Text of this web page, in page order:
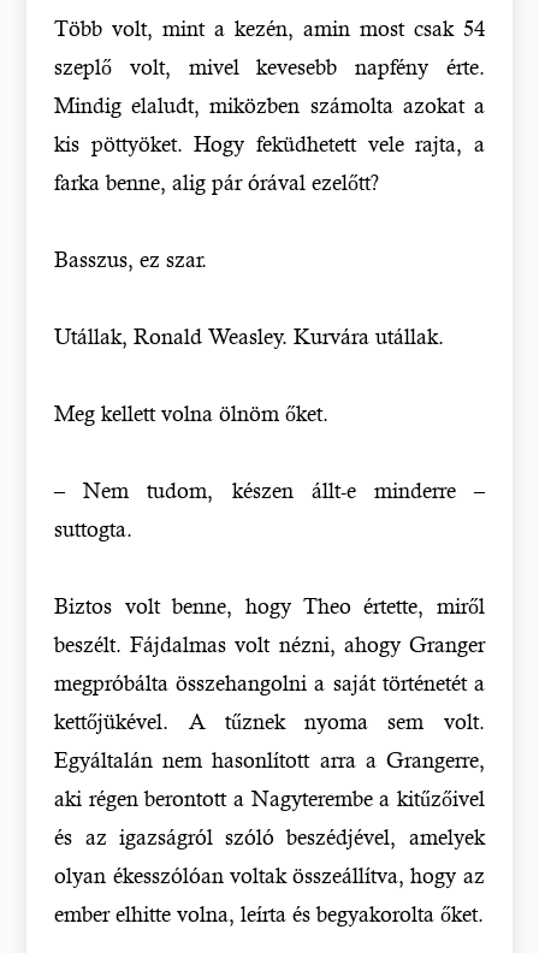
Több volt, mint a kezén, amin most csak 54
szeplő volt, mivel kevesebb napfény érte.
Mindig elaludt, miközben számolta azokat a
kis pöttyöket. Hogy feküdhetett vele rajta, a
farka benne, alig pár órával ezelőtt?
Basszus, ez szar.
Utállak, Ronald Weasley. Kurvára utállak.
Meg kellett volna ölnöm őket.
– Nem tudom, készen állt-e minderre –
suttogta.
Biztos volt benne, hogy Theo értette, miről
beszélt. Fájdalmas volt nézni, ahogy Granger
megpróbálta összehangolni a saját történetét a
kettőjükével. A tűznek nyoma sem volt.
Egyáltalán nem hasonlított arra a Grangerre,
aki régen berontott a Nagyterembe a kitűzőivel
és az igazságról szóló beszédjével, amelyek
olyan ékesszólóan voltak összeállítva, hogy az
ember elhitte volna, leírta és begyakorolta őket.